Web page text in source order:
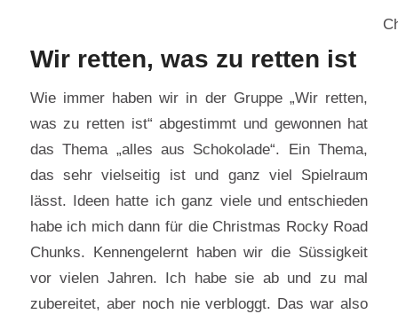
Wir retten, was zu retten ist
Wie immer haben wir in der Gruppe „Wir retten,
was zu retten ist“ abgestimmt und gewonnen hat
das Thema „alles aus Schokolade“. Ein Thema,
das sehr vielseitig ist und ganz viel Spielraum
lässt. Ideen hatte ich ganz viele und entschieden
habe ich mich dann für die Christmas Rocky Road
Chunks. Kennengelernt haben wir die Süssigkeit
vor vielen Jahren. Ich habe sie ab und zu mal
zubereitet, aber noch nie verbloggt. Das war also